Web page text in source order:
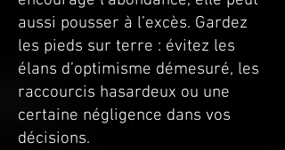
aussi pousser à l’excès. Gardez
les pieds sur terre : évitez les
élans d’optimisme démesuré, les
raccourcis hasardeux ou une
certaine négligence dans vos
décisions.